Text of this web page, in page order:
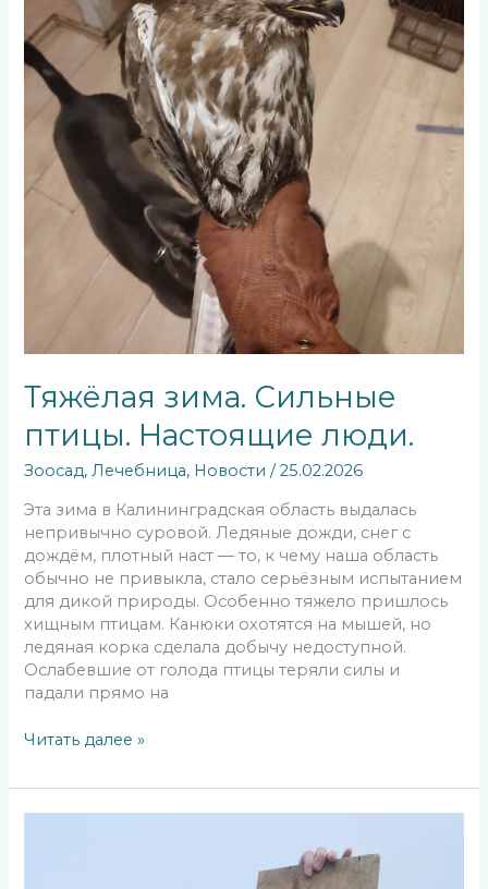
Тяжёлая зима. Сильные
птицы. Настоящие люди.
Зоосад,Лечебница, Новости /25.02.2026
Эта зима в Калининградская область выдалась
непривычно суровой. Ледяные дожди, снег с
дождём, плотный наст — то, к чему наша область
обычно не привыкла, стало серьёзным испытанием
для дикой природы. Особенно тяжело пришлось
хищным птицам. Канюки охотятся на мышей, но
ледяная корка сделала добычу недоступной.
Ослабевшие от голода птицы теряли силы и
падали прямо на
Читать далее »